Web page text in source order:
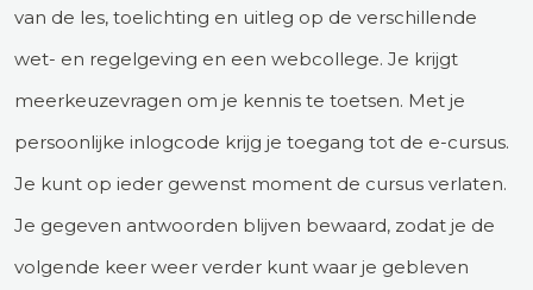
van de les, toelichting en uitleg op de verschillende
wet- en regelgeving en een webcollege. Je krijgt
meerkeuzevragen om je kennis te toetsen. Met je
persoonlijke inlogcode krijg je toegang tot de e-cursus.
Je kunt op ieder gewenst moment de cursus verlaten.
Je gegeven antwoorden blijven bewaard, zodat je de
volgende keer weer verder kunt waar je gebleven